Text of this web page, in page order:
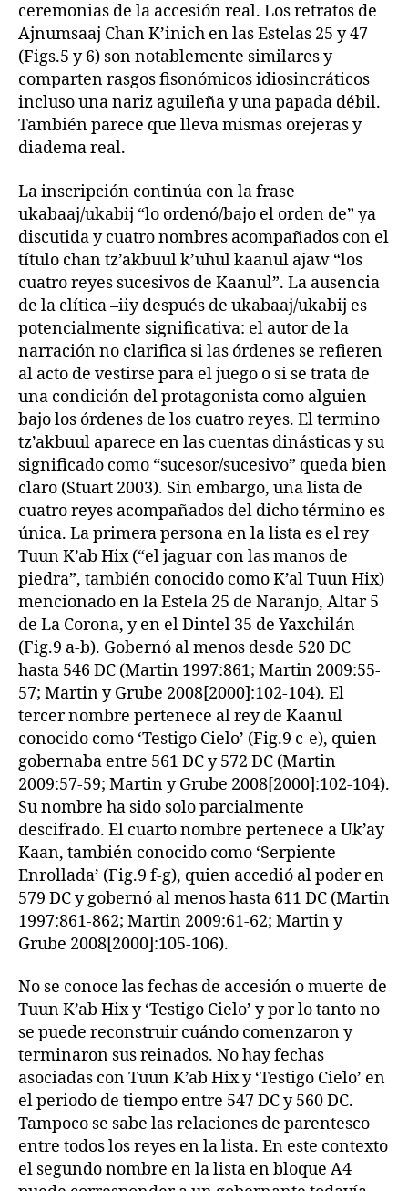
ceremonias de la accesión real. Los retratos de
Ajnumsaaj Chan K’inich en las Estelas 25 y 47
(Figs.5 y 6) son notablemente similares y
comparten rasgos fisonómicos idiosincráticos
incluso una nariz aguileña y una papada débil.
También parece que lleva mismas orejeras y
diadema real.
La inscripción continúa con la frase
ukabaaj/ukabij “lo ordenó/bajo el orden de” ya
discutida y cuatro nombres acompañados con el
título chan tz’akbuul k’uhul kaanul ajaw “los
cuatro reyes sucesivos de Kaanul”. La ausencia
de la clítica –iiy después de ukabaaj/ukabij es
potencialmente significativa: el autor de la
narración no clarifica si las órdenes se refieren
al acto de vestirse para el juego o si se trata de
una condición del protagonista como alguien
bajo los órdenes de los cuatro reyes. El termino
tz’akbuul aparece en las cuentas dinásticas y su
significado como “sucesor/sucesivo” queda bien
claro (Stuart 2003). Sin embargo, una lista de
cuatro reyes acompañados del dicho término es
única. La primera persona en la lista es el rey
Tuun K’ab Hix (“el jaguar con las manos de
piedra”, también conocido como K’al Tuun Hix)
mencionado en la Estela 25 de Naranjo, Altar 5
de La Corona, y en el Dintel 35 de Yaxchilán
(Fig.9 a-b). Gobernó al menos desde 520 DC
hasta 546 DC (Martin 1997:861; Martin 2009:55-
57; Martin y Grube 2008[2000]:102-104). El
tercer nombre pertenece al rey de Kaanul
conocido como ‘Testigo Cielo’ (Fig.9 c-e), quien
gobernaba entre 561 DC y 572 DC (Martin
2009:57-59; Martin y Grube 2008[2000]:102-104).
Su nombre ha sido solo parcialmente
descifrado. El cuarto nombre pertenece a Uk’ay
Kaan, también conocido como ‘Serpiente
Enrollada’ (Fig.9 f-g), quien accedió al poder en
579 DC y gobernó al menos hasta 611 DC (Martin
1997:861-862; Martin 2009:61-62; Martin y
Grube 2008[2000]:105-106).
No se conoce las fechas de accesión o muerte de
Tuun K’ab Hix y ‘Testigo Cielo’ y por lo tanto no
se puede reconstruir cuándo comenzaron y
terminaron sus reinados. No hay fechas
asociadas con Tuun K’ab Hix y ‘Testigo Cielo’ en
el periodo de tiempo entre 547 DC y 560 DC.
Tampoco se sabe las relaciones de parentesco
entre todos los reyes en la lista. En este contexto
el segundo nombre en la lista en bloque A4